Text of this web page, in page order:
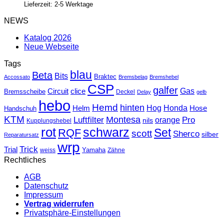
Lieferzeit: 2-5 Werktage
NEWS
Katalog 2026
Neue Webseite
Tags
Accossato Beta Bits blau Braktec Bremsbelag Bremshebel
Bremsscheibe Circuit clice CSP Deckel Delay galfer Gas gelb
Handschuh hebo Helm Hemd hinten Hog Honda Hose
KTM Kupplungshebel Luftfilter Montesa nils orange Pro
Reparatursatz rot RQF schwarz scott Set Sherco silber
Trial Trick weiss wrp Yamaha Zähne
Rechtliches
AGB
Datenschutz
Impressum
Vertrag widerrufen
Privatsphäre-Einstellungen